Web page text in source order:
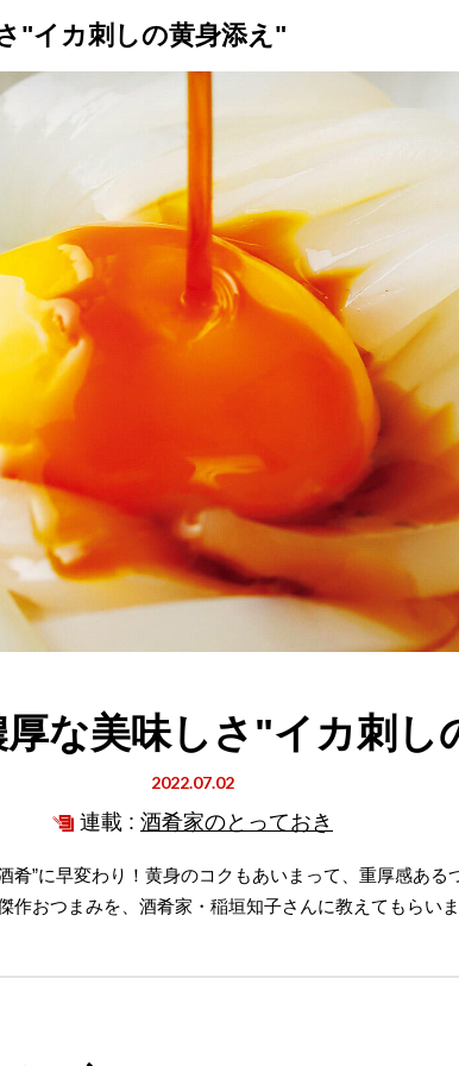
プロが教えるレシピ 厳選！店探し
"イカ刺しの黄身添え"
厚な美味しさ"イカ刺し
2022.07.02
連載 : 酒肴家のとっておき
肴”に早変わり！黄身のコクもあいまって、重厚感あ
作おつまみを、酒肴家・稲垣知子さんに教えてもらい